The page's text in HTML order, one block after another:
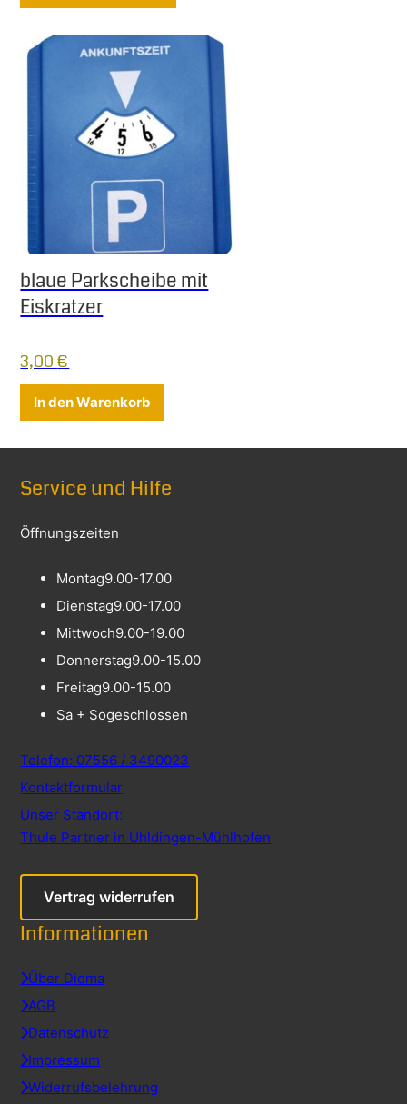
blaue Parkscheibe mit
Eiskratzer
3,00€
In den Warenkorb
Service und Hilfe
Öffnungszeiten
Montag9.00-17.00
Dienstag9.00-17.00
Mittwoch9.00-19.00
Donnerstag9.00-15.00
Freitag9.00-15.00
Sa + Sogeschlossen
Telefon: 07556 / 3490023
Kontaktformular
Unser Standort:
Thule Partner in Uhldingen-Mühlhofen
Vertrag widerrufen
Informationen
Über Dioma
AGB
Datenschutz
Impressum
Widerrufsbelehrung